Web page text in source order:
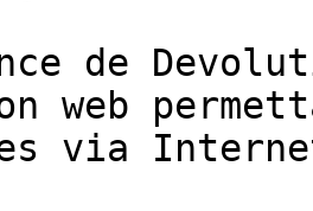
de
web
via